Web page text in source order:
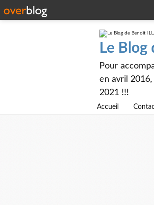
Le Blog
Pour
en avril
2021 !!!
Accueil